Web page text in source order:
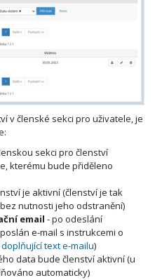
v členské sekci pro uživatele, je
sekci pro členství
kterému bude přiděleno
je aktivní (členství je tak
nutnosti jeho odstranění)
email - po odeslání
e-mail s instrukcemi o
doplňující text e-mailu)
data bude členství aktivní (u
automaticky)